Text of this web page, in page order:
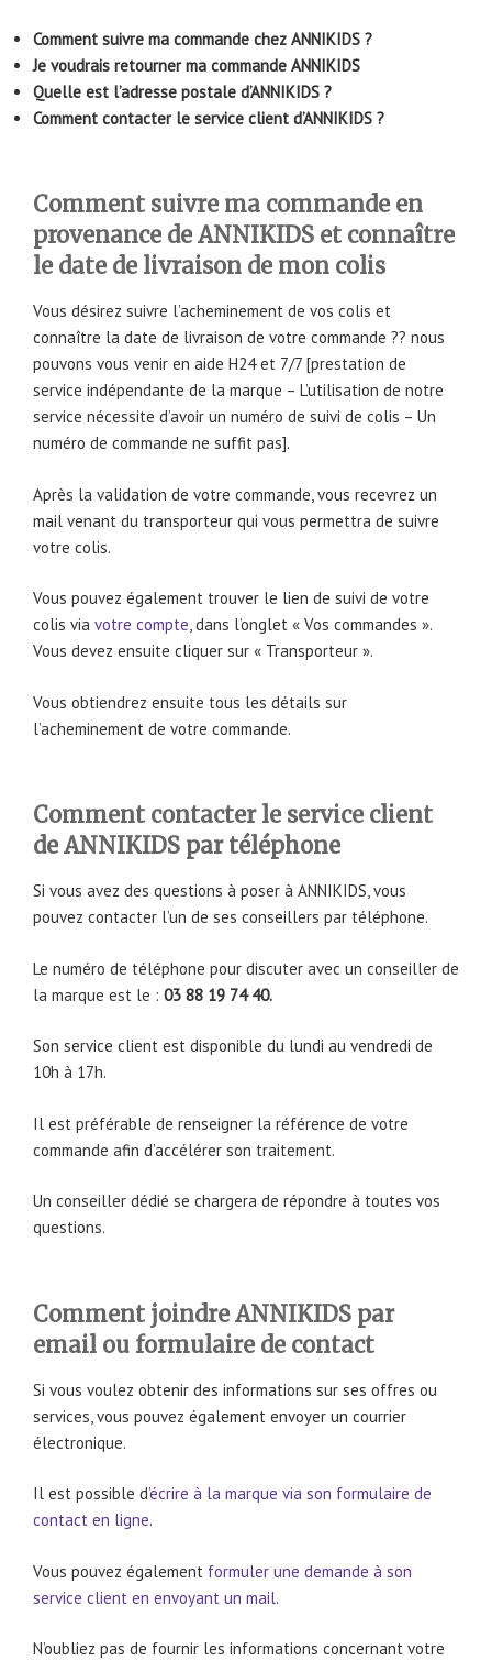
Comment suivre ma commande chez ANNIKIDS ?
Je voudrais retourner ma commande ANNIKIDS
Quelle est l’adresse postale d’ANNIKIDS ?
Comment contacter le service client d’ANNIKIDS ?
Comment suivre ma commande en
provenance de ANNIKIDS et connaître
le date de livraison de mon colis
Vous désirez suivre l’acheminement de vos colis et
connaître la date de livraison de votre commande ?? nous
pouvons vous venir en aide H24 et 7/7 [prestation de
service indépendante de la marque – L’utilisation de notre
service nécessite d’avoir un numéro de suivi de colis – Un
numéro de commande ne suffit pas].
Après la validation de votre commande, vous recevrez un
mail venant du transporteur qui vous permettra de suivre
votre colis.
Vous pouvez également trouver le lien de suivi de votre
colis via votre compte, dans l’onglet « Vos commandes ».
Vous devez ensuite cliquer sur « Transporteur ».
Vous obtiendrez ensuite tous les détails sur
l’acheminement de votre commande.
Comment contacter le service client
de ANNIKIDS par téléphone
Si vous avez des questions à poser à ANNIKIDS, vous
pouvez contacter l’un de ses conseillers par téléphone.
Le numéro de téléphone pour discuter avec un conseiller de
la marque est le : 03 88 19 74 40.
Son service client est disponible du lundi au vendredi de
10h à 17h.
Il est préférable de renseigner la référence de votre
commande afin d’accélérer son traitement.
Un conseiller dédié se chargera de répondre à toutes vos
questions.
Comment joindre ANNIKIDS par
email ou formulaire de contact
Si vous voulez obtenir des informations sur ses offres ou
services, vous pouvez également envoyer un courrier
électronique.
Il est possible d’écrire à la marque via son formulaire de
contact en ligne.
Vous pouvez également formuler une demande à son
service client en envoyant un mail.
N’oubliez pas de fournir les informations concernant votre